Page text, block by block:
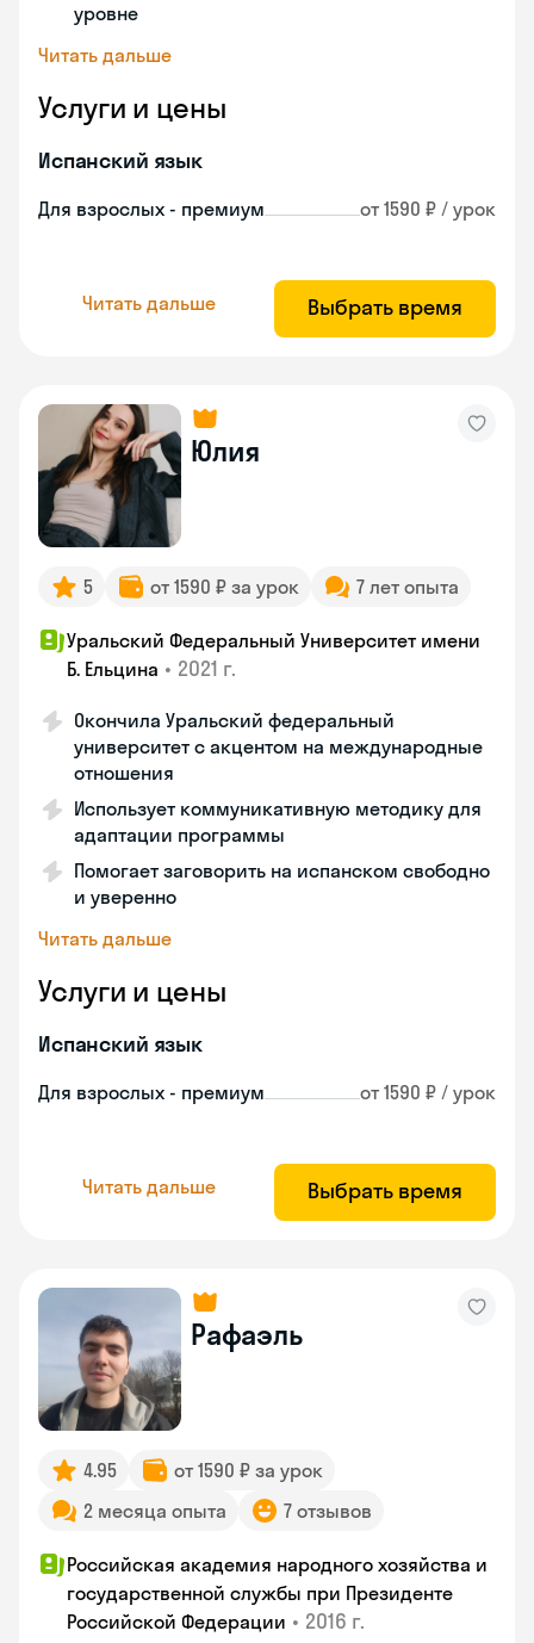
уровне
Читать дальше
Услуги и цены
Испанский язык
Для взрослых - премиум от 1590 ₽ / урок
Читать дальше Выбрать время
Юлия
5 от 1590 ₽ за урок 7 лет опыта
Уральский Федеральный Университет имени
Б. Ельцина • 2021 г.
Окончила Уральский федеральный
университет с акцентом на международные
отношения
Использует коммуникативную методику для
адаптации программы
Помогает заговорить на испанском свободно
и уверенно
Читать дальше
Услуги и цены
Испанский язык
Для взрослых - премиум от 1590 ₽ / урок
Читать дальше Выбрать время
Рафаэль
4.95
от 1590 ₽ за урок
2 месяца опыта
7 отзывов
Российская академия народного хозяйства и
государственной службы при Президенте
Российской Федерации • 2016 г.